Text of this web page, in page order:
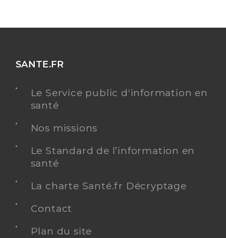
SANTE.FR
Le Service public d'information en
santé
Nos missions
Le Standard de l’information en
santé
La charte Santé.fr Décryptage
Contact
Plan du site